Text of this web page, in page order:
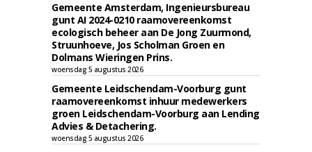
Gemeente Amsterdam, Ingenieursbureau
gunt AI 2024-0210 raamovereenkomst
ecologisch beheer aan De Jong Zuurmond,
Struunhoeve, Jos Scholman Groen en
Dolmans Wieringen Prins.
woensdag 5 augustus 2026
Gemeente Leidschendam-Voorburg gunt
raamovereenkomst inhuur medewerkers
groen Leidschendam-Voorburg aan Lending
Advies & Detachering.
woensdag 5 augustus 2026